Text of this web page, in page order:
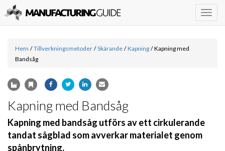
Hem / Tillverkningsmetoder / Skärande / Kapning / Kapning med
Bandsåg
Kapning med Bandsåg
Kapning med bandsåg utförs av ett cirkulerande
tandat sågblad som avverkar materialet genom
spånbrytning.